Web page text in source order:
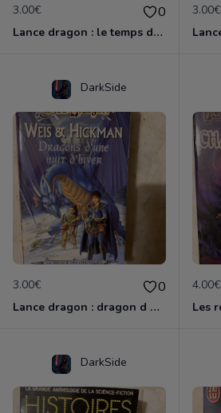
3.00€ 0
Lance dragon : le temps des jumeaux
3.00€
DarkSide
3.00€ 0
Lance dragon : dragon d une nuit d hiver
4.00€
DarkSide